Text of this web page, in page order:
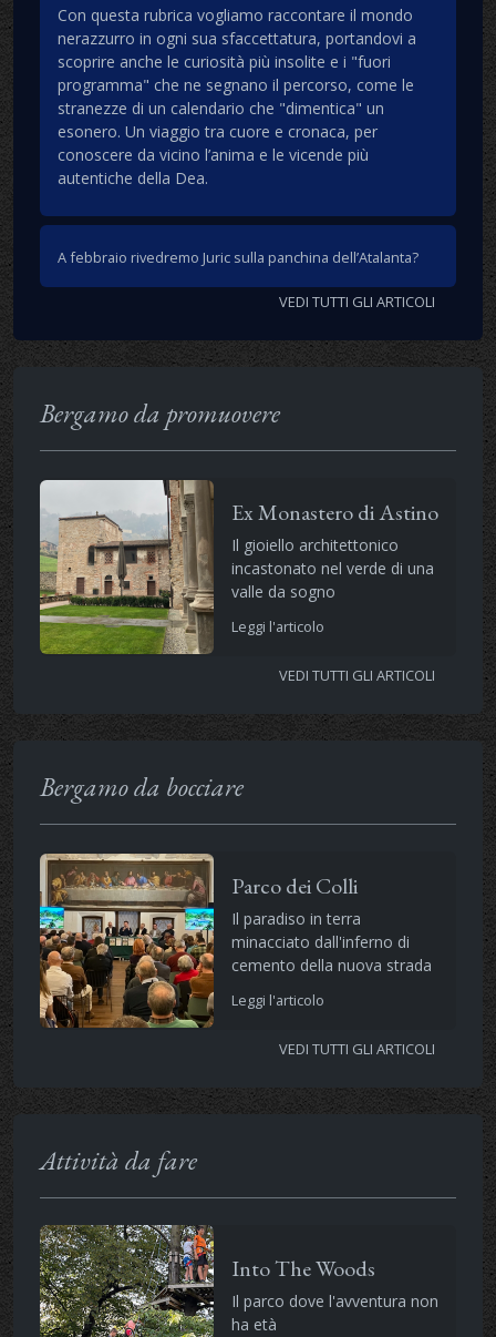
Con questa rubrica vogliamo raccontare il mondo
nerazzurro in ogni sua sfaccettatura, portandovi a
scoprire anche le curiosità più insolite e i "fuori
programma" che ne segnano il percorso, come le
stranezze di un calendario che "dimentica" un
esonero. Un viaggio tra cuore e cronaca, per
conoscere da vicino l’anima e le vicende più
autentiche della Dea.
A febbraio rivedremo Juric sulla panchina dell’Atalanta?
VEDI TUTTI GLI ARTICOLI
Bergamo da promuovere
Ex Monastero di Astino
Il gioiello architettonico
incastonato nel verde di una
valle da sogno
Leggi l'articolo
VEDI TUTTI GLI ARTICOLI
Bergamo da bocciare
Parco dei Colli
Il paradiso in terra
minacciato dall'inferno di
cemento della nuova strada
Leggi l'articolo
VEDI TUTTI GLI ARTICOLI
Attività da fare
Into The Woods
Il parco dove l'avventura non
ha età